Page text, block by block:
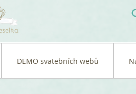
DEMO svatebních webů